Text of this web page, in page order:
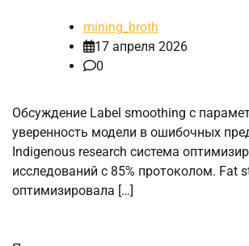
mining_broth
17 апреля 2026
0
Обсуждение Label smoothing с
уверенность модели в ошибочных
Indigenous research система
исследований с 85% протоколом. Fat
оптимизировала […]